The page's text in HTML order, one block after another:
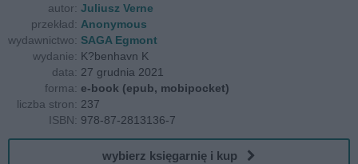
autor: Juliusz Verne
przekład: Anonymous
wydawnictwo: SAGA Egmont
wydanie: K?benhavn K
data: 27 grudnia 2021
forma: e-book (epub, mobipocket)
liczba stron: 237
ISBN: 978-87-2813136-7
wybierz księgarnię i kup